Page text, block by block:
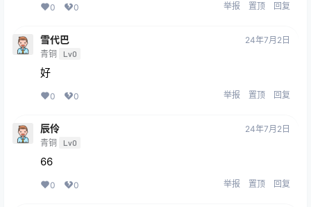
0 0 举报 置顶 回复
雪代巴
青铜 Lv0
24年7月2日
好
0 0 举报 置顶 回复
辰伶
青铜 Lv0
24年7月2日
66
0 0 举报 置顶 回复